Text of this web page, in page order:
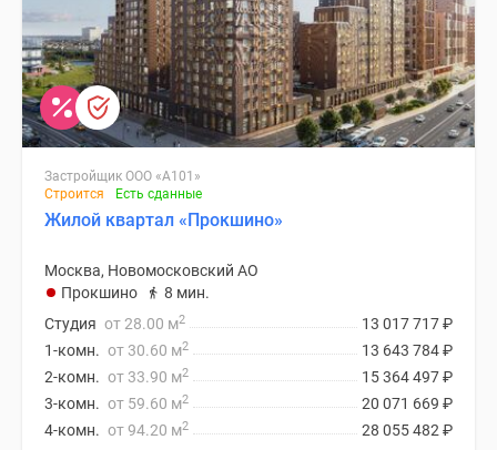
Застройщик ООО «А101»
Строится
Есть сданные
Жилой квартал «Прокшино»
Москва, Новомосковский АО
Прокшино
8 мин.
13 017 717₽
Студия от 28.00 м2
13 643 784₽
1-комн. от 30.60 м2
15 364 497₽
2-комн. от 33.90 м2
20 071 669 ₽
3-комн. от 59.60 м2
28 055 482 ₽
4-комн. от 94.20 м2